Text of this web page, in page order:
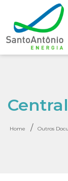
Home / Outros